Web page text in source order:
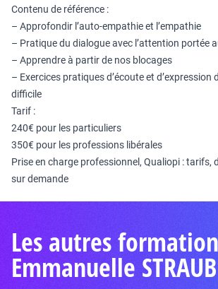
Contenu de référence :
– Approfondir l’auto-empathie et l’empathie
– Pratique du dialogue avec l’attention portée
– Apprendre à partir de nos blocages
– Exercices pratiques d’écoute et d’expression
difficile
Tarif :
240€ pour les particuliers
350€ pour les professions libérales
Prise en charge professionnel, Qualiopi : tarifs,
sur demande
Les autres
Emmanuelle STRAUB